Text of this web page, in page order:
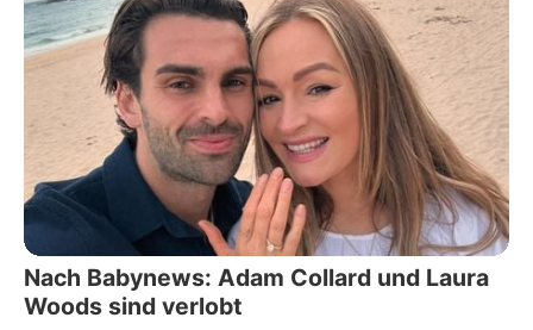
Nach Babynews: Adam Collard und Laura
Woods sind verlobt